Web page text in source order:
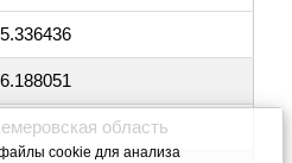
область
cookie для анализа